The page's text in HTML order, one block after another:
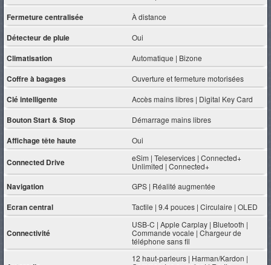
Fermeture centralisée À distance
Détecteur de pluie Oui
Climatisation Automatique | Bizone
Coffre à bagages Ouverture et fermeture motorisées
Clé intelligente Accès mains libres | Digital Key Card
Bouton Start & Stop Démarrage mains libres
Affichage tête haute Oui
Connected Drive
eSim | Teleservices | Connected+
Unlimited | Connected+
Navigation GPS | Réalité augmentée
Ecran central Tactile | 9.4 pouces | Circulaire | OLED
Connectivité
USB-C | Apple Carplay | Bluetooth |
Commande vocale | Chargeur de
téléphone sans fil
12 haut-parleurs | Harman/Kardon |